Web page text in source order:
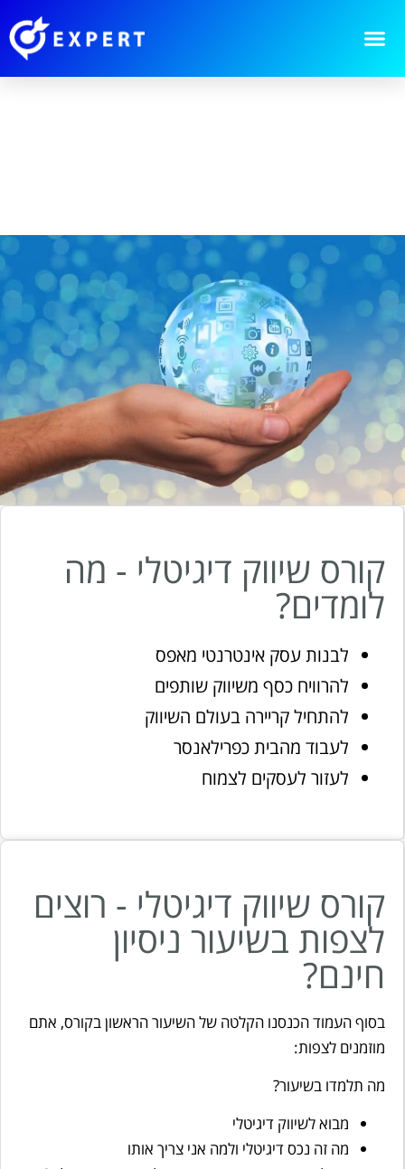
קורס שיווק דיגיטלי - מה
לומדים?
לבנות עסק אינטרנטי מאפס
להרוויח כסף משיווק שותפים
להתחיל קריירה בעולם השיווק
לעבוד מהבית כפרילאנסר
לעזור לעסקים לצמוח
קורס שיווק דיגיטלי - רוצים
לצפות בשיעור ניסיון
חינם?
בסוף העמוד הכנסנו הקלטה של השיעור הראשון בקורס, אתם
מוזמנים לצפות:
מה תלמדו בשיעור?
מבוא לשיווק דיגיטלי
מה זה נכס דיגיטלי ולמה אני צריך אותו